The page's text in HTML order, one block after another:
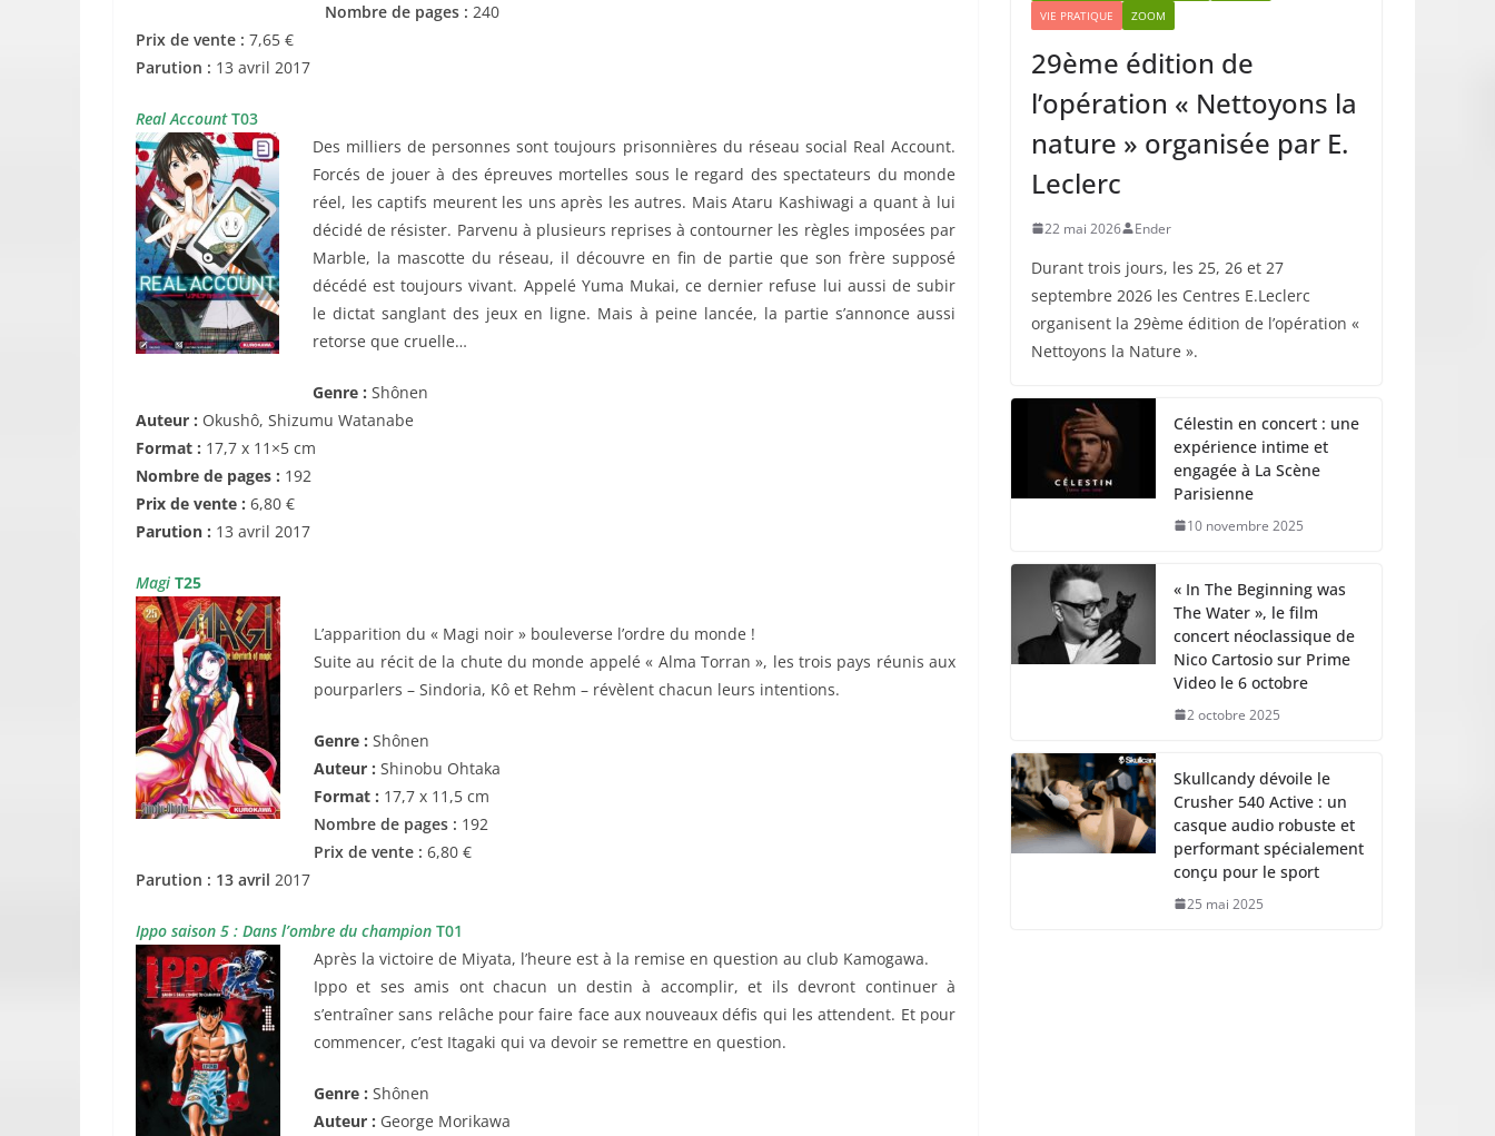
Nombre de pages : 240
Prix de vente : 7,65 €
Parution : 13 avril 2017
Real AccountT03
Des milliers de personnes sont toujours prisonnières du réseau social Real Account.
Forcés de jouer à des épreuves mortelles sous le regard des spectateurs du monde
réel, les captifs meurent les uns après les autres. Mais Ataru Kashiwagi a quant à lui
décidé de résister. Parvenu à plusieurs reprises à contourner les règles imposées par
Marble, la mascotte du réseau, il découvre en fin de partie que son frère supposé
décédé est toujours vivant. Appelé Yuma Mukai, ce dernier refuse lui aussi de subir
le dictat sanglant des jeux en ligne. Mais à peine lancée, la partie s’annonce aussi
retorse que cruelle…
Genre : Shônen
Auteur : Okushô, Shizumu Watanabe
Format : 17,7 x 11×5 cm
Nombre de pages : 192
Prix de vente : 6,80 €
Parution : 13 avril 2017
Magi T25
L’apparition du « Magi noir » bouleverse l’ordre du monde !
Suite au récit de la chute du monde appelé « Alma Torran », les trois pays réunis aux
pourparlers – Sindoria, Kô et Rehm – révèlent chacun leurs intentions.
Genre : Shônen
Auteur : Shinobu Ohtaka
Format : 17,7 x 11,5 cm
Nombre de pages : 192
Prix de vente : 6,80 €
Parution : 13 avril 2017
Ippo saison 5 : Dans l’ombre du champion T01
Après la victoire de Miyata, l’heure est à la remise en question au club Kamogawa.
Ippo et ses amis ont chacun un destin à accomplir, et ils devront continuer à
s’entraîner sans relâche pour faire face aux nouveaux défis qui les attendent. Et pour
commencer, c’est Itagaki qui va devoir se remettre en question.
Genre : Shônen
Auteur : George Morikawa
VIE PRATIQUE
ZOOM
29ème édition de
l’opération « Nettoyons la
nature » organisée par E.
Leclerc
22 mai 2026 Ender
Durant trois jours, les 25, 26 et 27
septembre 2026 les Centres E.Leclerc
organisent la 29ème édition de l’opération «
Nettoyons la Nature ».
Célestin en concert : une
expérience intime et
engagée à La Scène
Parisienne
10 novembre 2025
« In The Beginning was
The Water », le film
concert néoclassique de
Nico Cartosio sur Prime
Video le 6 octobre
2 octobre 2025
Skullcandy dévoile le
Crusher 540 Active : un
casque audio robuste et
performant spécialement
conçu pour le sport
25 mai 2025